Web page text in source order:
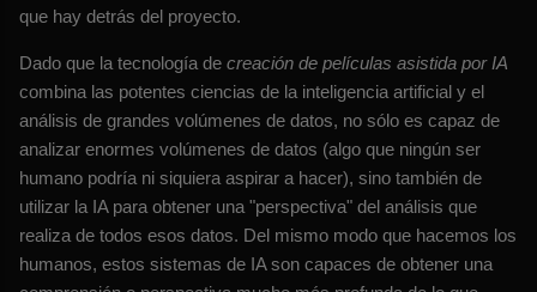
que hay detrás del proyecto.
Dado que la tecnología de creación de películas asistida por IA
combina las potentes ciencias de la inteligencia artificial y el
análisis de grandes volúmenes de datos, no sólo es capaz de
analizar enormes volúmenes de datos (algo que ningún ser
humano podría ni siquiera aspirar a hacer), sino también de
utilizar la IA para obtener una "perspectiva" del análisis que
realiza de todos esos datos. Del mismo modo que hacemos los
humanos, estos sistemas de IA son capaces de obtener una